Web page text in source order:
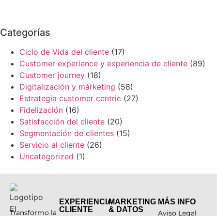
Categorías
Ciclo de Vida del cliente (17)
Customer experience y experiencia de cliente (89)
Customer journey (18)
Digitalización y márketing (58)
Estrategia customer centric (27)
Fidelización (16)
Satisfacción del cliente (20)
Segmentación de clientes (15)
Servicio al cliente (26)
Uncategorized (1)
Transformo la
EXPERIENCIA
CLIENTE
MARKETING
& DATOS
MÁS INFO
Aviso Legal